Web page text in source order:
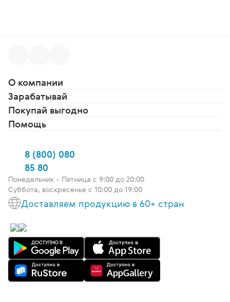
О компании
Зарабатывай
Покупай выгодно
Помощь
8 (800) 080
85 80
Понедельник - Пятница c 9:00 до 20:00
Суббота, воскресенье с 10:00 до 19:00
Доставляем продукцию в 60+ стран